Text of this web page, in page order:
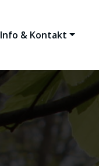
Info & Kontakt